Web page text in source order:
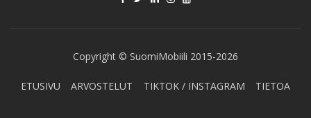
Copyright © SuomiMobiili 2015-2026
ETUSIVU ARVOSTELUT TIKTOK / INSTAGRAM TIETOA